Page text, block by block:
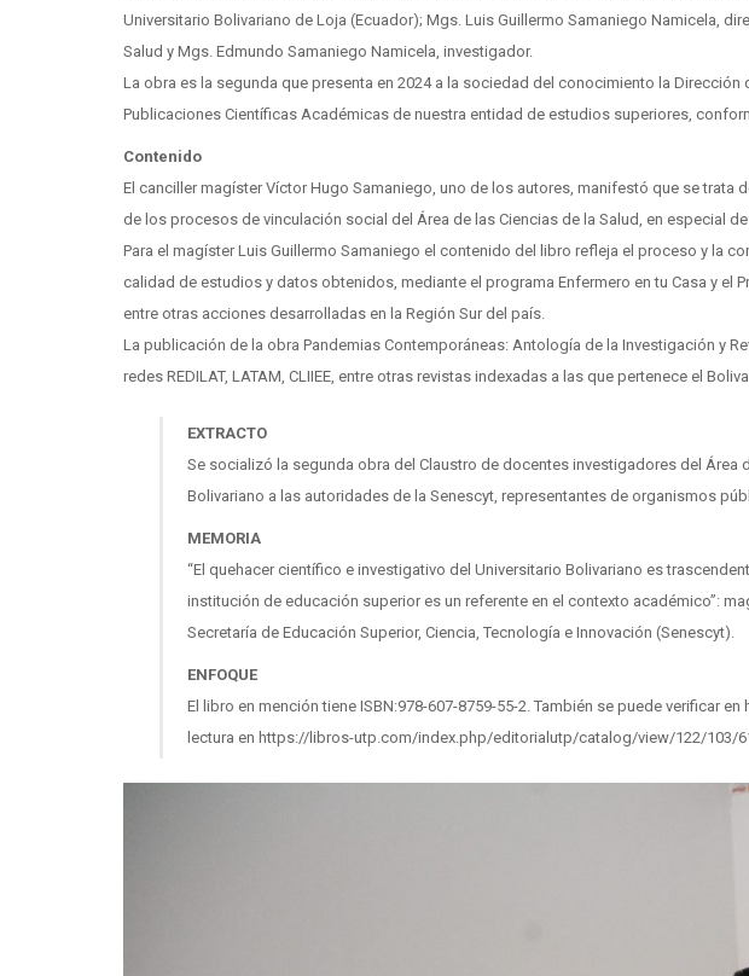
Universitario Bolivariano de Loja (Ecuador); Mgs. Luis Guillermo Samaniego Namicela,
Salud y Mgs. Edmundo Samaniego Namicela, investigador.
La obra es la segunda que presenta en 2024 a la sociedad del conocimiento la
Publicaciones Científicas Académicas de nuestra entidad de estudios superiores,
Contenido
El canciller magíster Víctor Hugo Samaniego, uno de los autores, manifestó que se
de los procesos de vinculación social del Área de las Ciencias de la Salud, en especial
Para el magíster Luis Guillermo Samaniego el contenido del libro refleja el proceso y la
calidad de estudios y datos obtenidos, mediante el programa Enfermero en tu Casa y el
entre otras acciones desarrolladas en la Región Sur del país.
La publicación de la obra Pandemias Contemporáneas: Antología de la Investigación y
redes REDILAT, LATAM, CLIIEE, entre otras revistas indexadas a las que pertenece el
EXTRACTO
Se socializó la segunda obra del Claustro de docentes investigadores del Área
Bolivariano a las autoridades de la Senescyt, representantes de organismos
MEMORIA
“El quehacer científico e investigativo del Universitario Bolivariano es
institución de educación superior es un referente en el contexto académico”:
Secretaría de Educación Superior, Ciencia, Tecnología e Innovación (Senescyt).
ENFOQUE
El libro en mención tiene ISBN:978-607-8759-55-2. También se puede verificar
lectura en https://libros-utp.com/index.php/editorialutp/catalog/view/122/103/